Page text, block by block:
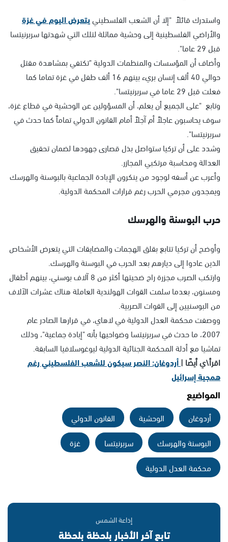
واستدرك قائلاً "إلا أن الشعب الفلسطينييتعرض اليوم في غزة
والأراضي الفلسطينية إلى وحشية مماثلة لتلك التي شهدتها سربرنيتسا
قبل 29 عاما".
وأضاف أن المؤسسات والمنظمات الدولية "تكتفي بمشاهدة مقتل
حوالي 40 ألف إنسان بريء بينهم 16 ألف طفل في غزة تماما كما
فعلت قبل 29 عاما في سربرنيتسا".
وتابع "على الجميع أن يعلم، أن المسؤولين عن الوحشية في قطاع غزة،
سوف يحاسبون عاجلاً أم آجلاً أمام القانون الدولي تماماً كما حدث في
سربرنيتسا".
وشدد على أن تركيا ستواصل بذل قصارى جهودها لضمان تحقيق
العدالة ومحاسبة مرتكبي المجازر.
وأعرب عن أسفه لوجود من ينكرون الإبادة الجماعية بالبوسنة والهرسك
ويمجدون مجرمي الحرب رغم قرارات المحكمة الدولية.
حرب البوسنة والهرسك
وأوضح أن تركيا تتابع بقلق الهجمات والمضايقات التي يتعرض الأشخاص
الذين عادوا إلى ديارهم بعد الحرب في البوسنة والهرسك.
وارتكب الصرب مجزرة راح ضحيتها أكثر من 8 آلاف بوسني، بينهم أطفال
ومسنون، بعدما سلمت القوات الهولندية العاملة هناك عشرات الآلاف
من البوسنيين إلى القوات الصربية.
ووصفت محكمة العدل الدولية في لاهاي، في قرارها الصادر عام
2007، ما حدث في سربرنيتسا وضواحيها بأنه "إبادة جماعية"، وذلك
تماشيا مع أدلة المحكمة الجنائية الدولية ليوغوسلافيا السابقة.
اقرأ\ي أيضًا |أردوغان: النصر سيكون للشعب الفلسطيني رغم
همجية إسرائيل
المواضيع
أردوغان الوحشية
القانون الدولي
البوسنة والهرسك
سربرنيتسا
غزة
محكمة العدل الدولية
إذاعة الشمس
تابع آخر الأخبار بلحظة بلحظة